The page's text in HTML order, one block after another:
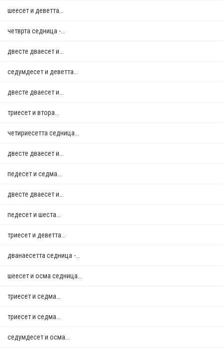
шеесет и деветта...
четврта седница -...
двестe дваесет и...
седумдесет и деветта...
двестe дваесет и...
триесет и втора...
четириесетта седница...
двестe дваесет и...
педесет и седма...
двестe дваесет и...
педесет и шеста...
триесет и деветта...
дванаесетта седница -...
шеесет и осма седница...
триесет и седма...
триесет и седма...
седумдесет и осма...